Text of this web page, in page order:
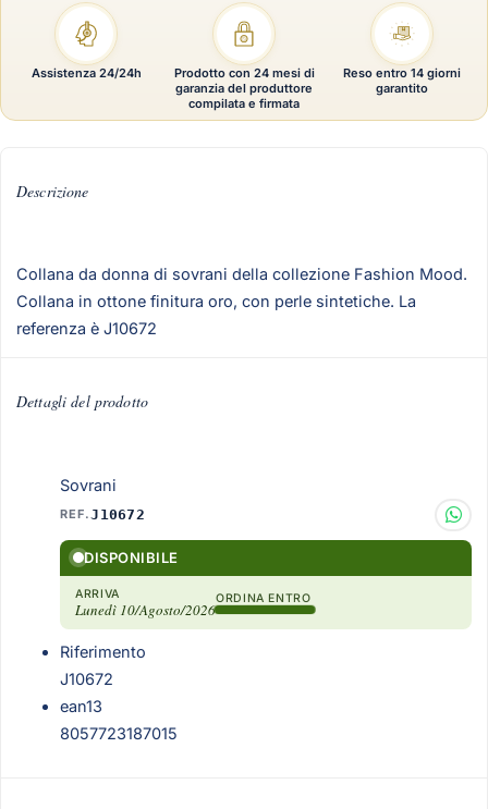
Descrizione
Collana da donna di sovrani della collezione Fashion Mood.
Collana in ottone finitura oro, con perle sintetiche. La
referenza è J10672
Dettagli del prodotto
Sovrani
REF.J10672
DISPONIBILE
ARRIVA
Lunedì 10/Agosto/2026
ORDINA ENTRO
Riferimento
J10672
ean13
8057723187015
Assistenza 24/24h
Prodotto con 24 mesi di
garanzia del produttore
compilata e firmata
Reso entro 14 giorni
garantito